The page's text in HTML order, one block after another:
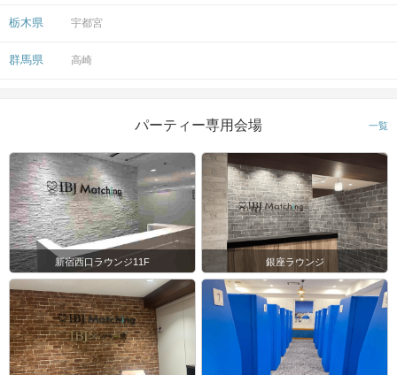
栃木県 宇都宮
群馬県 高崎
パーティー専用会場 一覧
新宿西口ラウンジ11F 銀座ラウンジ